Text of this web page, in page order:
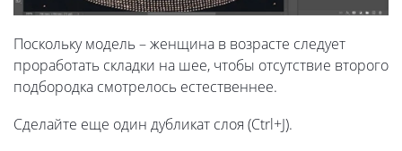
Поскольку модель – женщина в возрасте следует
проработать складки на шее, чтобы отсутствие второго
подбородка смотрелось естественнее.
Сделайте еще один дубликат слоя (Ctrl+J).